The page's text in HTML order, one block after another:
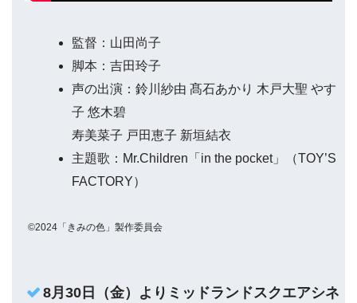
監督：山田尚子
脚本：吉田玲子
声の出演：鈴川紗由 髙石あかり 木戸大聖 やす
子 悠木碧
寿美菜子 戸田恵子 新垣結衣
主題歌：Mr.Children「in the pocket」（TOY’S
FACTORY）
©2024「きみの色」製作委員会
8月30日（金）よりミッドランドスクエアシネ